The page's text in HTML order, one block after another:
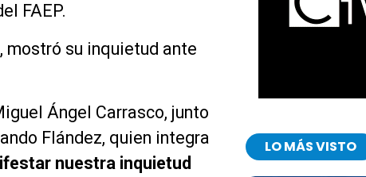
FAEP.
mostró su inquietud ante
Ángel Carrasco, junto
Flández, quien integra
nuestra inquietud
LO MÁS VISTO